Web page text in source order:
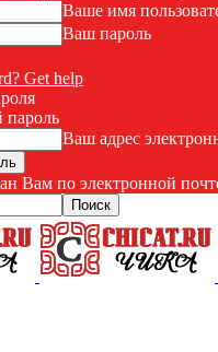
Ваше имя
Ваш пароль
Get help
пароль
Ваш адрес
Вам по электронной